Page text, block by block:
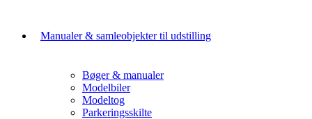
Manualer & samleobjekter til udstilling
Bøger & manualer
Modelbiler
Modeltog
Parkeringsskilte